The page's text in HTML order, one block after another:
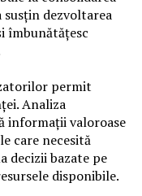
dezvoltarea
îmbunătățesc
permit
Analiza
valoroase
care necesită
decizii bazate pe
disponibile.